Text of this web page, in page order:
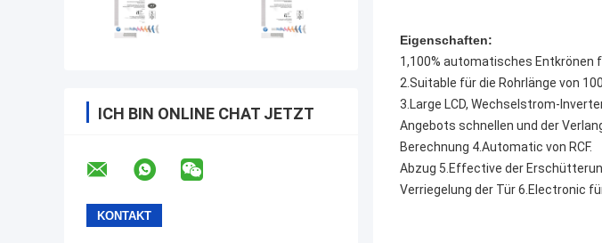
ICH BIN ONLINE CHAT JETZT
Eigenschaften:
1,100% automatisches Entkrönen
2.Suitable für die Rohrlänge von
3.Large LCD, Wechselstrom-
Angebots schnellen und der
Berechnung 4.Automatic von RCF.
Abzug 5.Effective der
Verriegelung der Tür 6.Electronic